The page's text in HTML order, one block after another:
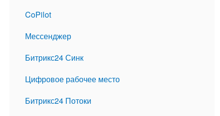
CoPilot
Мессенджер
Битрикс24 Синк
Цифровое рабочее место
Битрикс24 Потоки